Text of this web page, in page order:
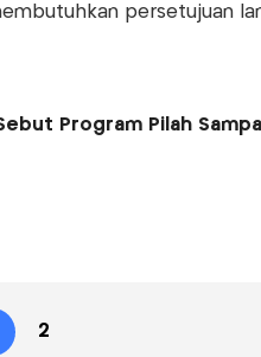
persetujuan
Program Pilah
2